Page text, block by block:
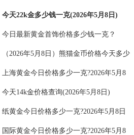
今天22k金多少钱一克(2026年5月8日)
今日最新黄金首饰价格多少钱一克？
2026年5月8日）
（2026年5月8日）熊猫金币价格今天多少
克
上海黄金今日价格多少一克?2026年5月8
上海黄金价格查询
今天14k金价格查询(2026年5月8日)
纸黄金今日价格多少一克?2026年5月8日
黄金价格查询
国际黄金今日价格多少一克?2026年5月8